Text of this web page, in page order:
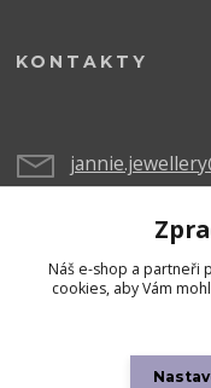
KONTAKTY
Náš e-shop a partneři
cookies, aby Vám